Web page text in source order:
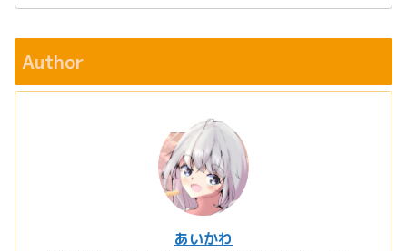
Author
あいかわ